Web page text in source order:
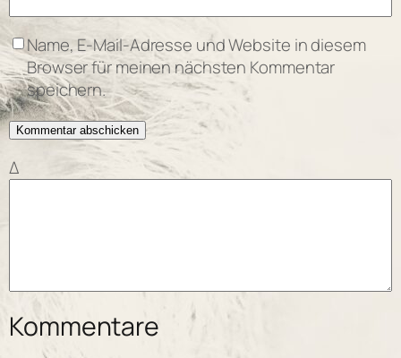
Name, E-Mail-Adresse und Website in diesem
Browser für meinen nächsten Kommentar
speichern.
Δ
Kommentare